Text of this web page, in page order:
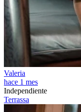
Valeria
hace 1 mes
Independiente
Terrassa